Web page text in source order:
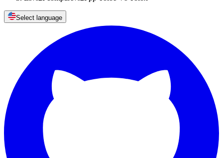
Select language